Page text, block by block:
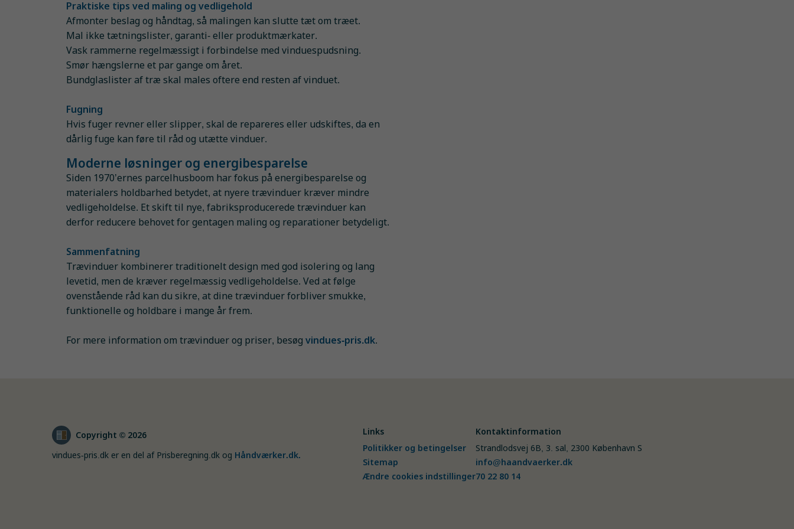
Praktiske tips ved maling og vedligehold
Afmonter beslag og håndtag, så malingen kan slutte tæt om træet.
Mal ikke tætningslister, garanti- eller produktmærkater.
Vask rammerne regelmæssigt i forbindelse med vinduespudsning.
Smør hængslerne et par gange om året.
Bundglaslister af træ skal males oftere end resten af vinduet.
Fugning
Hvis fuger revner eller slipper, skal de repareres eller udskiftes, da en
dårlig fuge kan føre til råd og utætte vinduer.
Moderne løsninger og energibesparelse
Siden 1970’ernes parcelhusboom har fokus på energibesparelse og
materialers holdbarhed betydet, at nyere trævinduer kræver mindre
vedligeholdelse. Et skift til nye, fabriksproducerede trævinduer kan
derfor reducere behovet for gentagen maling og reparationer betydeligt.
Sammenfatning
Trævinduer kombinerer traditionelt design med god isolering og lang
levetid, men de kræver regelmæssig vedligeholdelse. Ved at følge
ovenstående råd kan du sikre, at dine trævinduer forbliver smukke,
funktionelle og holdbare i mange år frem.
For mere information om trævinduer og priser, besøg vindues-pris.dk.
Copyright © 2026
vindues-pris.dk er en del af Prisberegning.dk og Håndværker.dk.
Links
Politikker og betingelser
Sitemap
Ændre cookies indstillinger
Kontaktinformation
Strandlodsvej 6B, 3. sal, 2300 København S
info@haandvaerker.dk
70 22 80 14